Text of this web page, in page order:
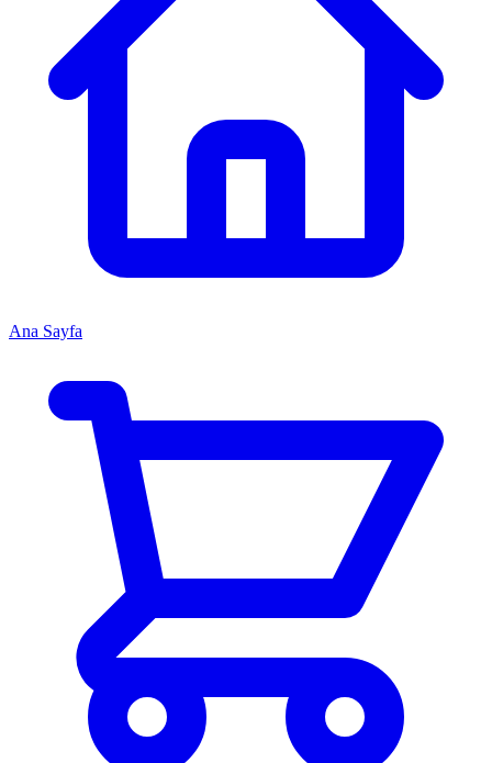
Ana Sayfa